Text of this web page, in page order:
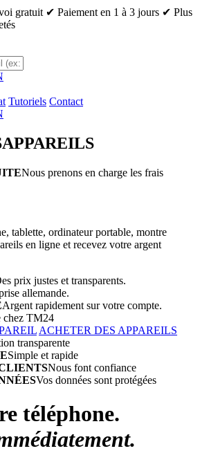
gratuit ✔ Paiement en 1 à 3 jours ✔ Plus
Tutoriels Contact
APPAREILS
Nous prenons en charge les frais
tablette, ordinateur portable, montre
en ligne et recevez votre argent
prix justes et transparents.
allemande.
Argent rapidement sur votre compte.
ACHETER DES APPAREILS
transparente
Simple et rapide
Nous font confiance
Vos données sont protégées
téléphone.